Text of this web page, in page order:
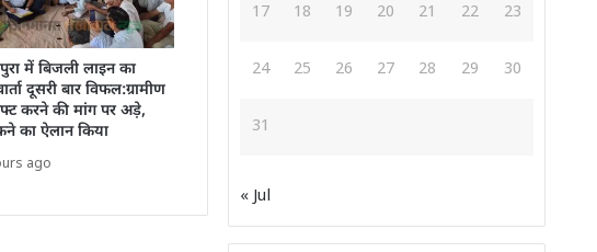
में बिजली लाइन का
दूसरी बार विफल:ग्रामीण
करने की मांग पर अड़े,
का ऐलान किया
ago
17 18 19 20 21 22 23
24 25 26 27 28 29 30
31
« Jul